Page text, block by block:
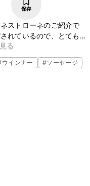
保存
ストローネのご紹介で
れているので、とても美
いね。
る
ウインナー #ソーセージ